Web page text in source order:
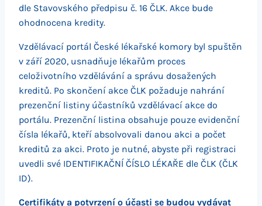
dle Stavovského předpisu č. 16 ČLK. Akce bude
ohodnocena kredity.
Vzdělávací portál České lékařské komory byl spuštěn
v září 2020, usnadňuje lékařům proces
celoživotního vzdělávání a správu dosažených
kreditů. Po skončení akce ČLK požaduje nahrání
prezenční listiny účastníků vzdělávací akce do
portálu. Prezenční listina obsahuje pouze evidenční
čísla lékařů, kteří absolvovali danou akci a počet
kreditů za akci. Proto je nutné, abyste při registraci
uvedli své IDENTIFIKAČNÍ ČÍSLO LÉKAŘE dle ČLK (ČLK
ID).
Certifikáty a potvrzení o účasti se budou vydávat